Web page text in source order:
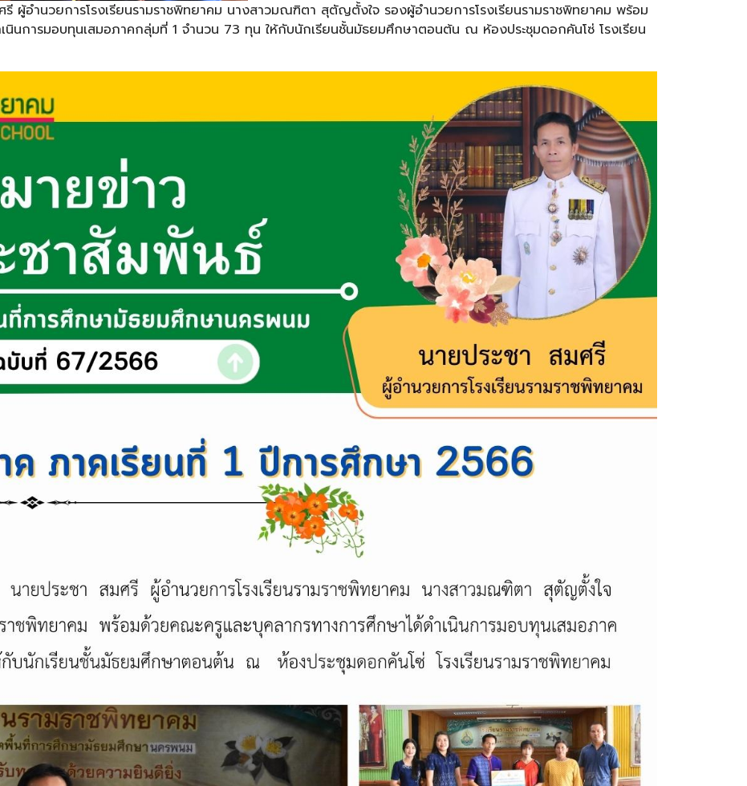
รี ผู้อำนวยการโรงเรียนรามราชพิทยาคม นางสาวมณฑิตา สุตัญตั้งใจ รองผู้อำนวยการโรงเรียนรามราชพิทยาคม พร้อม
นินการมอบทุนเสมอภาคกลุ่มที่ 1 จำนวน 73 ทุน ให้กับนักเรียนชั้นมัธยมศึกษาตอนต้น ณ ห้องประชุมดอกคันโซ่ โรงเรียน